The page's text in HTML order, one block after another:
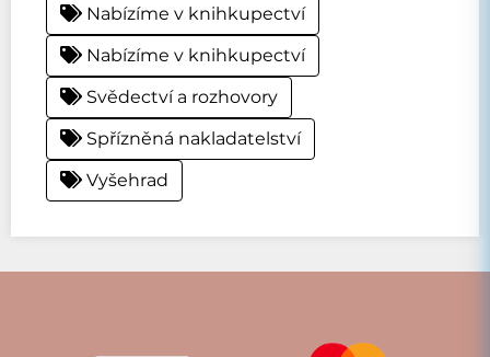
Nabízíme v knihkupectví
Nabízíme v knihkupectví
Svědectví a rozhovory
Spřízněná nakladatelství
Vyšehrad